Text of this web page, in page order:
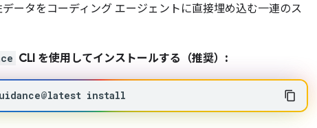
ータをコーディング エージェントに直接埋め込む一連のス
CLI を使用してインストールする（推奨）:
install